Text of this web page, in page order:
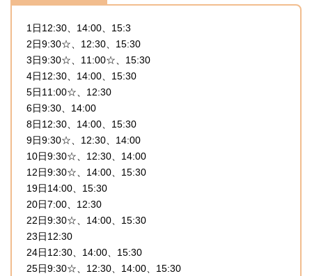
1日12:30、14:00、15:3
2日9:30☆、12:30、15:30
3日9:30☆、11:00☆、15:30
4日12:30、14:00、15:30
5日11:00☆、12:30
6日9:30、14:00
8日12:30、14:00、15:30
9日9:30☆、12:30、14:00
10日9:30☆、12:30、14:00
12日9:30☆、14:00、15:30
19日14:00、15:30
20日7:00、12:30
22日9:30☆、14:00、15:30
23日12:30
24日12:30、14:00、15:30
25日9:30☆、12:30、14:00、15:30